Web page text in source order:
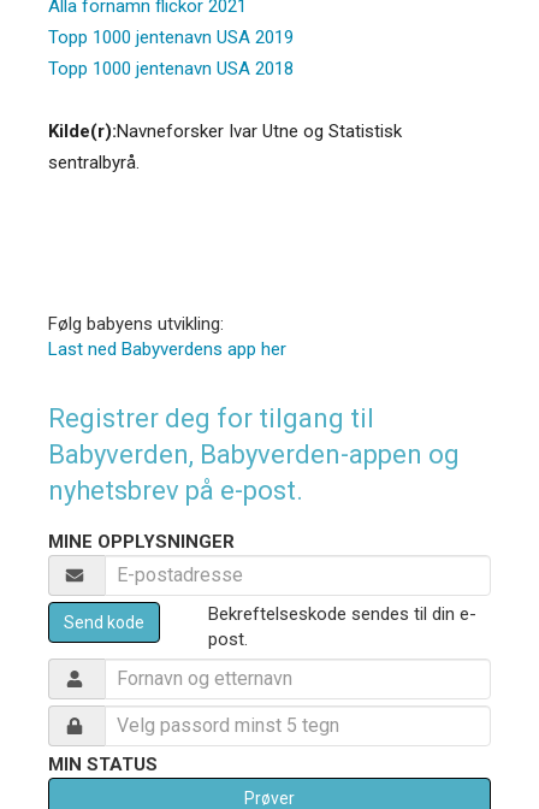
Alla förnamn flickor 2021
Topp 1000 jentenavn USA 2019
Topp 1000 jentenavn USA 2018
Kilde(r):Navneforsker Ivar Utne og Statistisk
sentralbyrå.
Følg babyens utvikling:
Last ned Babyverdens app her
Registrer deg for tilgang til
Babyverden, Babyverden-appen og
nyhetsbrev på e-post.
MINE OPPLYSNINGER
Send kode
Bekreftelseskode sendes til din e-
post.
MIN STATUS
Prøver